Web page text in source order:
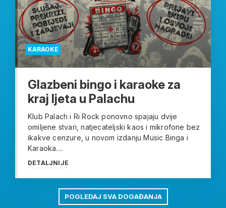
KARAOKE
Glazbeni bingo i karaoke za
kraj ljeta u Palachu
Klub Palach i Ri Rock ponovno spajaju dvije
omiljene stvari, natjecateljski kaos i mikrofone bez
ikakve cenzure, u novom izdanju Music Binga i
Karaoka....
DETALJNIJE
POGLEDAJ SVA DOGAĐANJA